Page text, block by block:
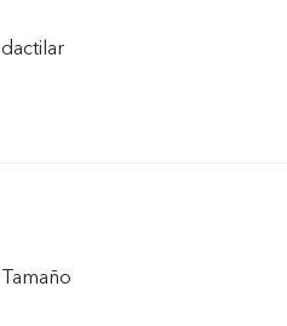
dactilar
Tamaño